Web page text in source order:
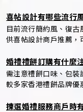
喜帖設計有哪些流行
目前流行簡約風、復
供喜帖設計商戶推薦，
婚禮禮餅訂購有什麼
需注意禮餅口味、包
較多家香港禮餅品牌優
揀選婚禮服務商戶時